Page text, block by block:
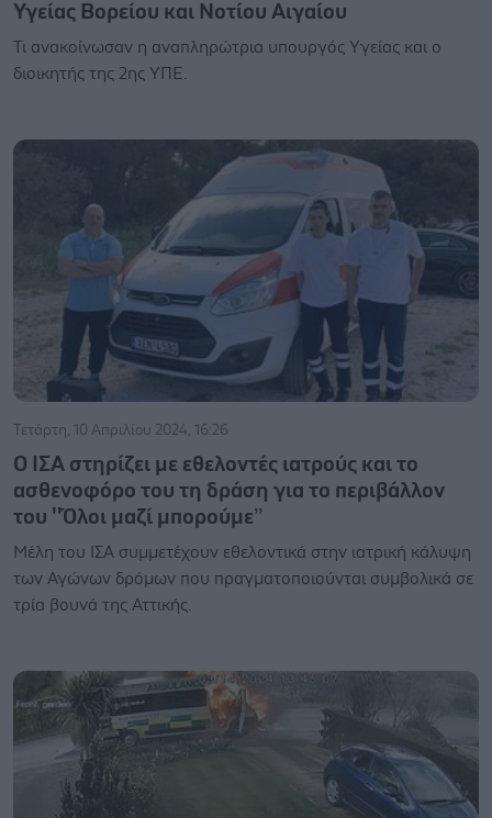
Υγείας Βορείου και Νοτίου Αιγαίου
Τι ανακοίνωσαν η αναπληρώτρια υπουργός Υγείας και ο
διοικητής της 2ης ΥΠΕ.
Τετάρτη, 10 Απριλίου 2024, 16:26
Ο ΙΣΑ στηρίζει με εθελοντές ιατρούς και το
ασθενοφόρο του τη δράση για το περιβάλλον
του ''Όλοι μαζί μπορούμε’’
Μέλη του ΙΣΑ συμμετέχουν εθελοντικά στην ιατρική κάλυψη
των Αγώνων δρόμων που πραγματοποιούνται συμβολικά σε
τρία βουνά της Αττικής.